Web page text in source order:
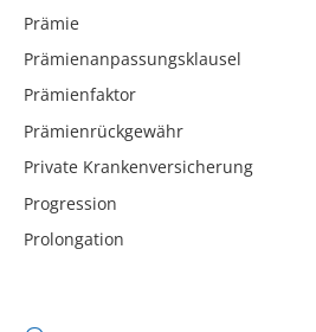
Prämie
Prämienanpassungsklausel
Prämienfaktor
Prämienrückgewähr
Private Krankenversicherung
Progression
Prolongation